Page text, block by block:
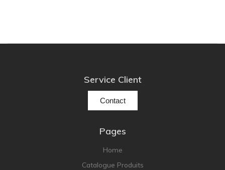
Service Client
Contact
Pages
Home
Catalogue Produits